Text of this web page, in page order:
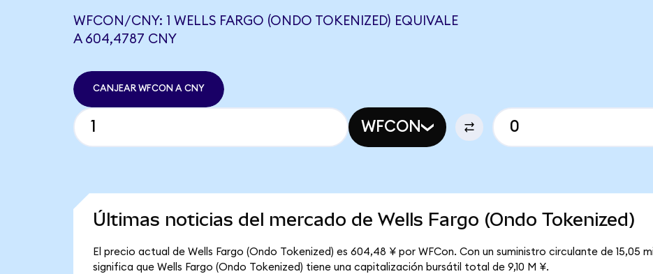
WFCON/CNY: 1 WELLS FARGO (ONDO TOKENIZED) EQUIVALE
A 604,4787 CNY
CANJEAR WFCON A CNY
WFCON
Últimas noticias del mercado de Wells Fargo (Ondo Tokenized)
El precio actual de Wells Fargo (Ondo Tokenized) es 604,48 ¥ por WFCon. Con un suministro circulante de 15,05
significa que Wells Fargo (Ondo Tokenized) tiene una capitalización bursátil total de 9,10 M ¥.